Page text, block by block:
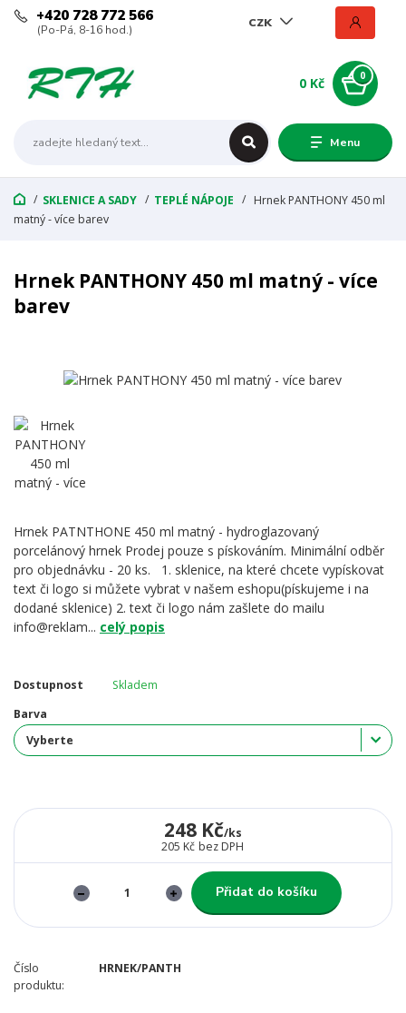
Menu
CZK
+420 728 772 566
(Po-Pá, 8-16 hod.)
0
0 Kč
SKLENICE A SADY TEPLÉ NÁPOJE
Hrnek PANTHONY 450 ml
matný - více barev
Hrnek PANTHONY 450 ml matný - více
barev
Hrnek PATNTHONE 450 ml matný - hydroglazovaný
porcelánový hrnek Prodej pouze s pískováním. Minimální odběr
pro objednávku - 20 ks. 1. sklenice, na které chcete vypískovat
text či logo si můžete vybrat v našem eshopu(pískujeme i na
dodané sklenice) 2. text či logo nám zašlete do mailu
info@reklam... celý popis
Dostupnost
Skladem
Barva
248 Kč/ks
205 Kč bez DPH
Přidat do košíku
Číslo
produktu:
HRNEK/PANTH